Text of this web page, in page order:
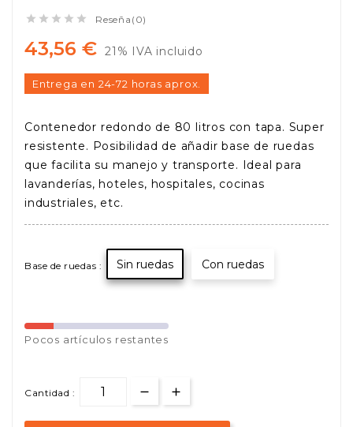
     Reseña(0)
43,56 € 21% IVA incluido
Entrega en 24-72 horas aprox.
Contenedor redondo de 80 litros con tapa. Super
resistente. Posibilidad de añadir base de ruedas
que facilita su manejo y transporte. Ideal para
lavanderías, hoteles, hospitales, cocinas
industriales, etc.
Base de ruedas : Sin ruedas Con ruedas
Pocos artículos restantes
Cantidad :